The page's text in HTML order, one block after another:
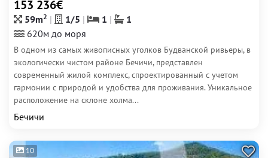
153 236€
59m2 1/5 1
1
620м до моря
В одном из самых живописных уголков Будванской ривьеры, в
экологически чистом районе Бечичи, представлен
современный жилой комплекс, спроектированный с учетом
гармонии с природой и удобства для проживания. Уникальное
расположение на склоне холма...
Бечичи
10